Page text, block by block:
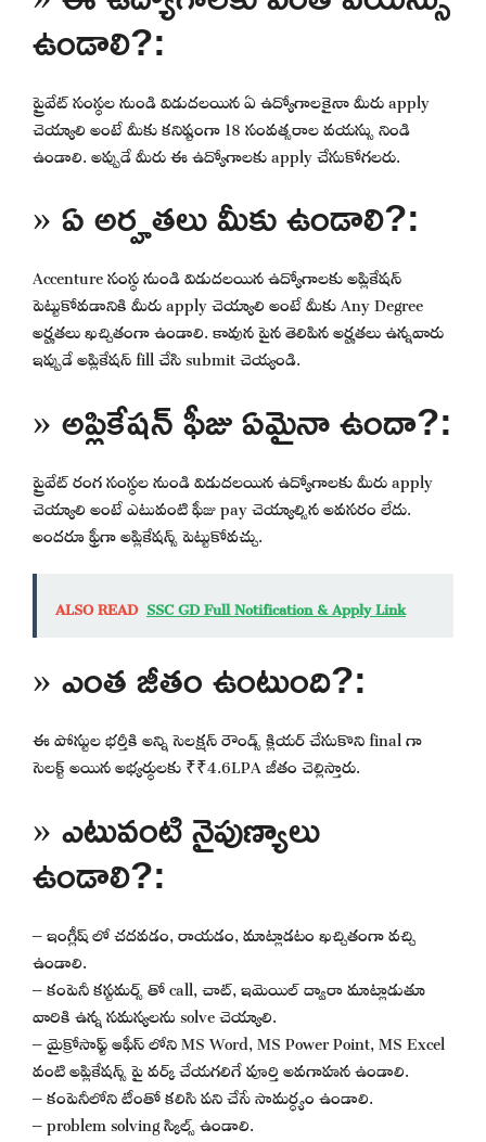
ఉండాలి?:
ప్రైవేట్ సంస్థల నుండి విడుదలయిన ఏ ఉద్యోగాలకైనా మీరు apply
చెయ్యాలి అంటే మీకు కనిష్టంగా 18 సంవత్సరాల వయస్సు నిండి
ఉండాలి. అప్పుడే మీరు ఈ ఉద్యోగాలకు apply చేసుకోగలరు.
» ఏ అర్హతలు మీకు ఉండాలి?:
Accenture సంస్థ నుండి విడుదలయిన ఉద్యోగాలకు అప్లికేషన్
పెట్టుకోవడానికి మీరు apply చెయ్యాలి అంటే మీకు Any Degree
అర్హతలు ఖచ్చితంగా ఉండాలి. కావున పైన తెలిపిన అర్హతలు ఉన్నవారు
ఇప్పుడే అప్లికేషన్ fill చేసి submit చెయ్యండి.
» అప్లికేషన్ ఫీజు ఏమైనా ఉందా?:
ప్రైవేట్ రంగ సంస్థల నుండి విడుదలయిన ఉద్యోగాలకు మీరు apply
చెయ్యాలి అంటే ఎటువంటి ఫీజు pay చెయ్యాల్సిన అవసరం లేదు.
అందరూ ఫ్రీగా అప్లికేషన్స్ పెట్టుకోవచ్చు.
ALSO READ SSC GD Full Notification & Apply Link
» ఎంత జీతం ఉంటుంది?:
ఈ పోస్టుల భర్తీకి అన్ని సెలక్షన్ రౌండ్స్ క్లియర్ చేసుకొని final గా
సెలక్ట్ అయిన అభ్యర్థులకు ₹₹4.6LPA జీతం చెల్లిస్తారు.
» ఎటువంటి నైపుణ్యాలు
ఉండాలి?:
– ఇంగ్లీష్ లో చదవడం, రాయడం, మాట్లాడటం ఖచ్చితంగా వచ్చి
ఉండాలి.
– కంపెనీ కస్టమర్స్ తో call, చాట్, ఇమెయిల్ ద్వారా మాట్లాడుతూ
వారికి ఉన్న సమస్యలను solve చెయ్యాలి.
– మైక్రోసాఫ్ట్ ఆఫీస్ లోని MS Word, MS Power Point, MS Excel
వంటి అప్లికేషన్స్ పై వర్క్ చేయగలిగే పూర్తి అవగాహన ఉండాలి.
– కంపెనీలోని టీంతో కలిసి పని చేసే సామర్ధ్యం ఉండాలి.
– problem solving స్కిల్స్ ఉండాలి.